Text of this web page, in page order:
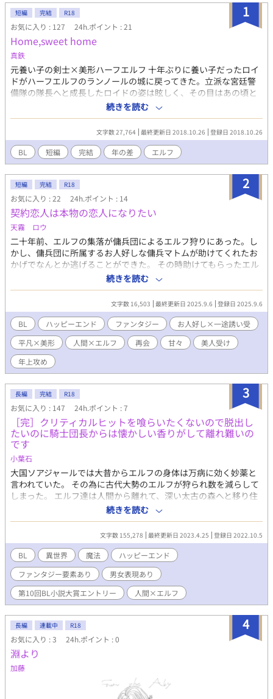
1
短編 完結 R18
お気に入り : 127 24h.ポイント : 21
Home,sweet home
真鉄
元養い子の剣士×美形ハーフエルフ 十年ぶりに養い子だったロイ
ドがハーフエルフのランノールの城に戻ってきた。立派な宮廷警
備隊の隊長へと成長したロイドの姿は眩しく、その目はあの頃と
変わらない。親愛以上の思いを湛えるあの目と。 人間×エルフ/弟
子×師匠/定命×長命/ところてん
続きを読む
文字数 27,764 最終更新日 2018.10.26 登録日 2018.10.26
BL 短編 完結 年の差 エルフ
2
短編 完結 R18
お気に入り : 22 24h.ポイント : 14
契約恋人は本物の恋人になりたい
天霧 ロウ
二十年前、エルフの集落が傭兵団によるエルフ狩りにあった。し
かし、傭兵団に所属するお人好しな傭兵マトムが助けてくれたお
かげでなんとか逃げることができた。 その時助けてもらったエル
フの一人ピュケはどうにか彼に恩返しをしたいと思う一方であわ
よくば恋人になりたいと薬師として旅をしていた。 ようやくマト
ムの情報を手に入れたピュケはマトムがいる酒場に行き、彼が金
欠なのをいいことに護衛兼恋人の契約を持ちかけるのだった。 マ
トム×ピュケ (ファンタジー/お人好し×一途誘い受け/平凡×美
形/傭兵×旅の薬師/人間×エルフ/ハッピーエンド/甘々/再会/人外/
美人受/年上攻)
続きを読む
文字数 16,503 最終更新日 2025.9.6 登録日 2025.9.6
BL ハッピーエンド ファンタジー
お人好し×一途誘い受
平凡×美形
人間×エルフ 再会 甘々
美人受け
年上攻め
3
長編 完結 R18
お気に入り : 147 24h.ポイント : 7
［完］クリティカルヒットを喰らいたくないので脱出し
たいのに騎士団長からは懐かしい香りがして離れ難いの
です
小葉石
大国ソアジャールでは大昔からエルフの身体は万病に効く妙薬と
言われていた。 その為に古代大勢のエルフが狩られ数を減らして
しまった。 エルフ達は人間から離れて、深い太古の森へと移り住
み、今や数百年とも数千年とも言われている。その太古の森で最
後のエルフの生き残りでキールの身内であったキールの祖母も息
を引き取る。 「キー…覚悟しておいてね？クリティカルヒッ
ト………これを喰らったら逃げる事も、避ける事もできないか
ら…」 そう言い残してほぼ永遠とも言われていた長寿を誇るエル
フの祖母は他界して行く… そんな過去があるキールは幼い頃から
人間が嫌いというより徹底して避けてきた。深い森の中だけで生
活をして、人間を知ろうともしなかったキール。 ある日目が覚め
ると、そこは人間の城の中で…… 人間の中にいる事でパニックを
は徐々に懐柔されていく。 R18表現には＊をつけます。 R18まで
少し長めになりますが、ゆっくりお付き合いくださると嬉しいで
す。
続きを読む
文字数 155,278 最終更新日 2023.4.25 登録日 2022.10.5
BL 異世界 魔法
ハッピーエンド
ファンタジー要素あり
男女表現あり
第10回BL小説大賞エントリー
人間×エルフ
4
長編 連載中 R18
お気に入り : 3 24h.ポイント : 0
淵より
加藤